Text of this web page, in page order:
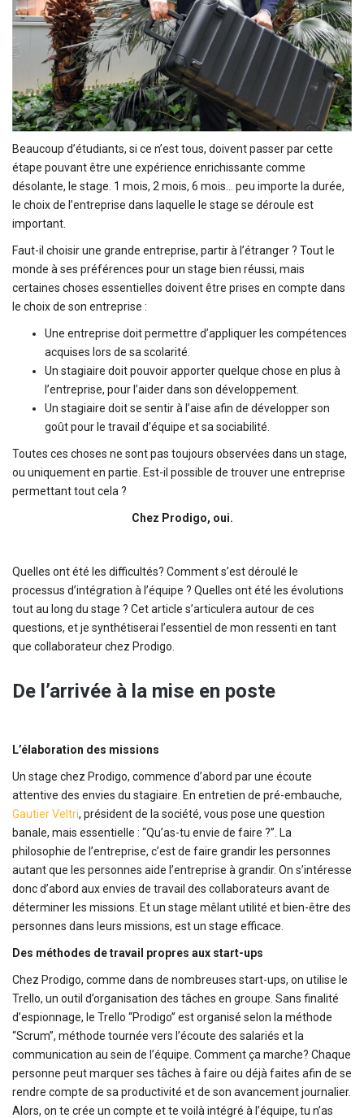
Beaucoup d’étudiants, si ce n’est tous, doivent passer par cette
étape pouvant être une expérience enrichissante comme
désolante, le stage. 1 mois, 2 mois, 6 mois… peu importe la durée,
le choix de l’entreprise dans laquelle le stage se déroule est
important.
Faut-il choisir une grande entreprise, partir à l’étranger ? Tout le
monde à ses préférences pour un stage bien réussi, mais
certaines choses essentielles doivent être prises en compte dans
le choix de son entreprise :
Une entreprise doit permettre d’appliquer les compétences
acquises lors de sa scolarité.
Un stagiaire doit pouvoir apporter quelque chose en plus à
l’entreprise, pour l’aider dans son développement.
Un stagiaire doit se sentir à l’aise afin de développer son
goût pour le travail d’équipe et sa sociabilité.
Toutes ces choses ne sont pas toujours observées dans un stage,
ou uniquement en partie. Est-il possible de trouver une entreprise
permettant tout cela ?
Chez Prodigo, oui.
Quelles ont été les difficultés? Comment s’est déroulé le
processus d’intégration à l’équipe ? Quelles ont été les évolutions
tout au long du stage ? Cet article s’articulera autour de ces
questions, et je synthétiserai l’essentiel de mon ressenti en tant
que collaborateur chez Prodigo.
De l’arrivée à la mise en poste
L’élaboration des missions
Un stage chez Prodigo, commence d’abord par une écoute
attentive des envies du stagiaire. En entretien de pré-embauche,
Gautier Veltri, président de la société, vous pose une question
banale, mais essentielle : “Qu’as-tu envie de faire ?”. La
philosophie de l’entreprise, c’est de faire grandir les personnes
autant que les personnes aide l’entreprise à grandir. On s’intéresse
donc d’abord aux envies de travail des collaborateurs avant de
déterminer les missions. Et un stage mêlant utilité et bien-être des
personnes dans leurs missions, est un stage efficace.
Des méthodes de travail propres aux start-ups
Chez Prodigo, comme dans de nombreuses start-ups, on utilise le
Trello, un outil d’organisation des tâches en groupe. Sans finalité
d’espionnage, le Trello “Prodigo” est organisé selon la méthode
“Scrum”, méthode tournée vers l’écoute des salariés et la
communication au sein de l’équipe. Comment ça marche? Chaque
personne peut marquer ses tâches à faire ou déjà faites afin de se
rendre compte de sa productivité et de son avancement journalier.
Alors, on te crée un compte et te voilà intégré à l’équipe, tu n’as